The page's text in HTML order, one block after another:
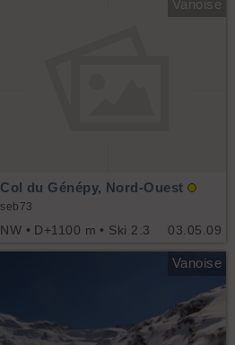
Vanoise
03.05.09
Col du Génépy, Nord-Ouest
seb73
NW • D+1100 m • Ski 2.3
Vanoise